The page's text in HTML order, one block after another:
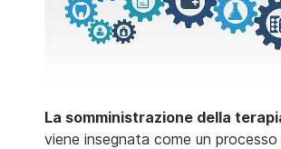
La somministrazione della
viene insegnata come un